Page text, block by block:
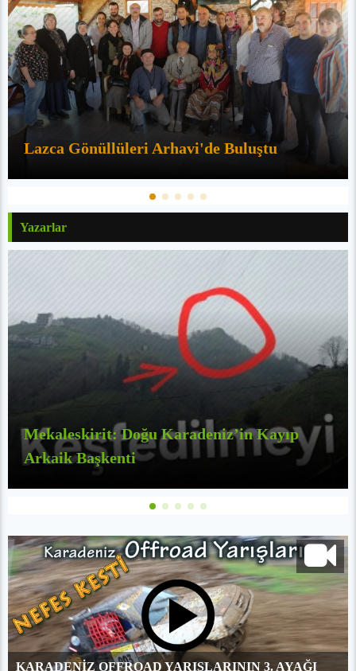
Lazca Gönüllüleri Arhavi'de Buluştu
Yazarlar
Mekaleskirit: Doğu Karadeniz’in Kayıp
Arkaik Başkenti
KARADENİZ OFFROAD YARIŞLARININ 3. AYAĞI